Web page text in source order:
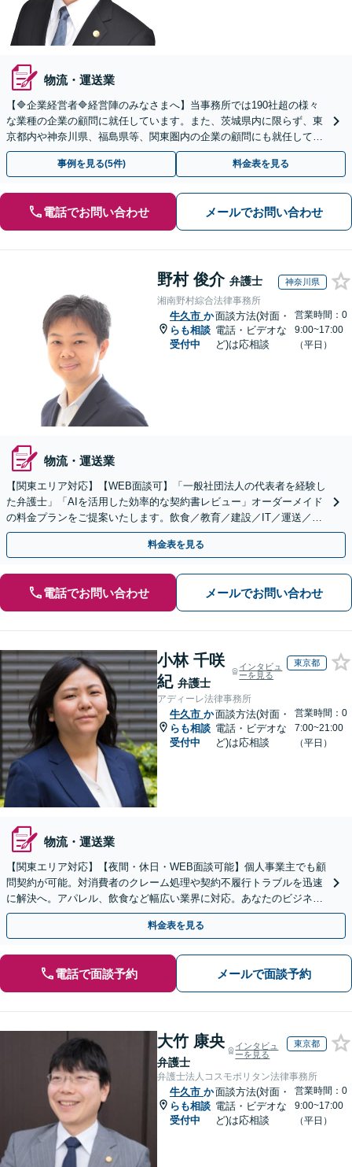
物流・運送業
【🔷企業経営者🔷経営陣のみなさまへ】当事務所では190社超の様々
な業種の企業の顧問に就任しています。また、茨城県内に限らず、東
京都内や神奈川県、福島県等、関東圏内の企業の顧問にも就任してい
る実績があります。お気軽にお問い合わせください。
事例を見る(5件) 料金表を見る
電話でお問い合わせ メールでお問い合わせ
野村 俊介 弁護士 神奈川県
湘南野村綜合法律事務所
牛久市 か
らも相談
受付中
面談方法(対面・
電話・ビデオな
ど)は応相談
営業時間：0
9:00~17:00
（平日）
物流・運送業
【関東エリア対応】【WEB面談可】「一般社団法人の代表者を経験し
た弁護士」「AIを活用した効率的な契約書レビュー」オーダーメイド
の料金プランをご提案いたします。飲食／教育／建設／IT／運送／不
動産／メーカー／社会福祉法人など幅広い業界に対応
料金表を見る
電話でお問い合わせ メールでお問い合わせ
小林 千咲
紀 弁護士
インタビュ
ーを見る
東京都
アディーレ法律事務所
牛久市 か
らも相談
受付中
面談方法(対面・
電話・ビデオな
ど)は応相談
営業時間：0
7:00~21:00
（平日）
物流・運送業
【関東エリア対応】【夜間・休日・WEB面談可能】個人事業主でも顧
問契約が可能。対消費者のクレーム処理や契約不履行トラブルを迅速
に解決へ。アパレル、飲食など幅広い業界に対応。あなたのビジネス
の法的基盤を強固にサポートします。
料金表を見る
電話で面談予約 メールで面談予約
大竹 康央
弁護士
インタビュ
ーを見る
東京都
弁護士法人コスモポリタン法律事務所
牛久市 か
らも相談
受付中
面談方法(対面・
電話・ビデオな
ど)は応相談
営業時間：0
9:00~17:00
（平日）